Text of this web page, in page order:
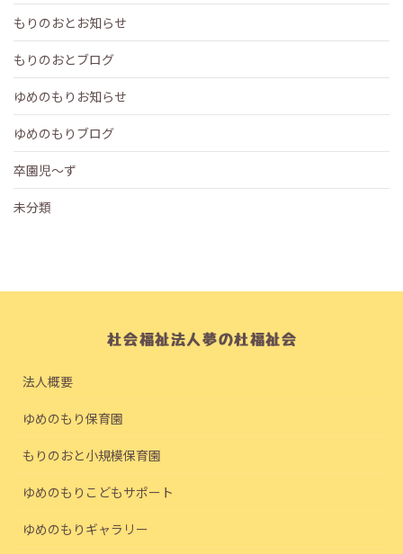
もりのおとお知らせ
もりのおとブログ
ゆめのもりお知らせ
ゆめのもりブログ
卒園児～ず
未分類
法人概要
ゆめのもり保育園
もりのおと小規模保育園
ゆめのもりこどもサポート
ゆめのもりギャラリー